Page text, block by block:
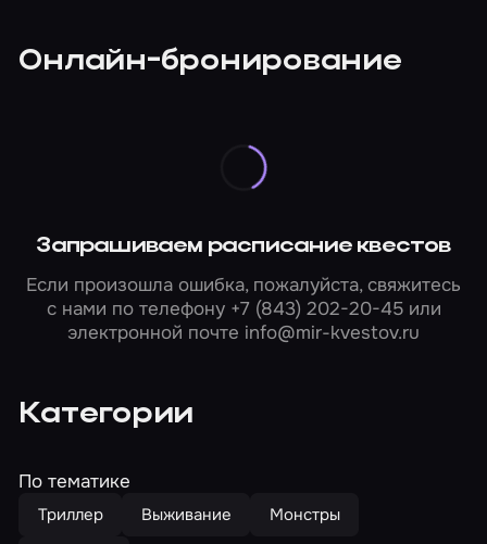
Онлайн-бронирование
Запрашиваем расписание квестов
Если произошла ошибка, пожалуйста, свяжитесь
с нами по телефону +7 (843) 202-20-45или
электронной почте info@mir-kvestov.ru
Категории
По тематике
Триллер Выживание
Монстры